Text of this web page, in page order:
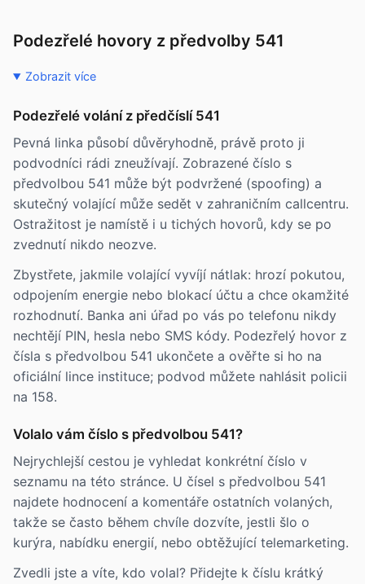
Podezřelé hovory z předvolby 541
Zobrazit více
Podezřelé volání z předčíslí 541
Pevná linka působí důvěryhodně, právě proto ji
podvodníci rádi zneužívají. Zobrazené číslo s
předvolbou 541 může být podvržené (spoofing) a
skutečný volající může sedět v zahraničním callcentru.
Ostražitost je namístě i u tichých hovorů, kdy se po
zvednutí nikdo neozve.
Zbystřete, jakmile volající vyvíjí nátlak: hrozí pokutou,
odpojením energie nebo blokací účtu a chce okamžité
rozhodnutí. Banka ani úřad po vás po telefonu nikdy
nechtějí PIN, hesla nebo SMS kódy. Podezřelý hovor z
čísla s předvolbou 541 ukončete a ověřte si ho na
oficiální lince instituce; podvod můžete nahlásit policii
na 158.
Volalo vám číslo s předvolbou 541?
Nejrychlejší cestou je vyhledat konkrétní číslo v
seznamu na této stránce. U čísel s předvolbou 541
najdete hodnocení a komentáře ostatních volaných,
takže se často během chvíle dozvíte, jestli šlo o
kurýra, nabídku energií, nebo obtěžující telemarketing.
Zvedli jste a víte, kdo volal? Přidejte k číslu krátký